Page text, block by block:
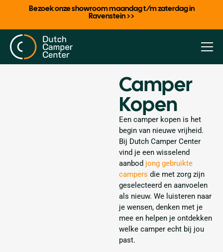
Bezoek onze showroom maandag t/m zaterdag in
Ravenstein >>
Camper
Kopen
Een camper kopen is het
begin van nieuwe vrijheid.
Bij Dutch Camper Center
vind je een wisselend
aanbod jong gebruikte
campers die met zorg zijn
geselecteerd en aanvoelen
als nieuw. We luisteren naar
je wensen, denken met je
mee en helpen je ontdekken
welke camper echt bij jou
past.